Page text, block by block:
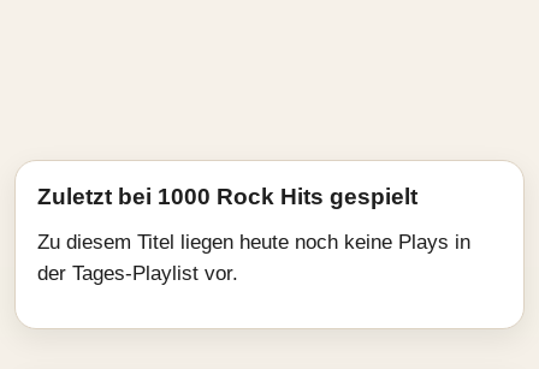
Zuletzt bei 1000 Rock Hits gespielt
Zu diesem Titel liegen heute noch keine Plays in
der Tages-Playlist vor.